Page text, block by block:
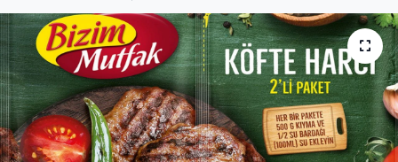
Dünya
Resmi Reklamlar